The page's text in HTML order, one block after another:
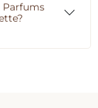
Parfums